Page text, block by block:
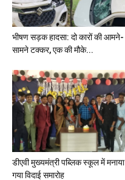
भीषण सड़क हादसा: दो कारों की आमने-
सामने टक्कर, एक की मौके...
डीएवी मुख्यमंत्री पब्लिक स्कूल में मनाया
गया विदाई समारोह